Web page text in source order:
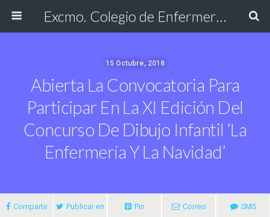
Excmo. Colegio de Enfermería de Cádiz
15 Octubre, 2018
Abierta La Convocatoria Para
Participar En La XI Edición Del
Concurso De Dibujo Infantil ‘La
Enfermería Y La Navidad’
Compartir
Publicar en
Pin
Correo
SMS